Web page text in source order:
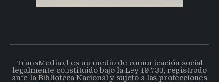
TransMedia.cl es un medio de comunicación social
legalmente constituido bajo la Ley 19.733, registrado
ante la Biblioteca Nacional y sujeto a las protecciones